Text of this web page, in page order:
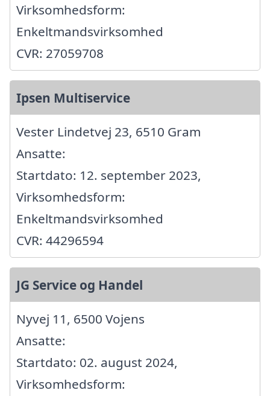
Virksomhedsform:
Enkeltmandsvirksomhed
CVR: 27059708
Ipsen Multiservice
Vester Lindetvej 23, 6510 Gram
Ansatte:
Startdato: 12. september 2023,
Virksomhedsform:
Enkeltmandsvirksomhed
CVR: 44296594
JG Service og Handel
Nyvej 11, 6500 Vojens
Ansatte:
Startdato: 02. august 2024,
Virksomhedsform: